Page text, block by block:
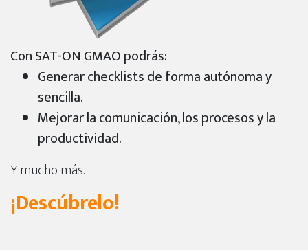
Con SAT-ON GMAO podrás:
Generar checklists de forma autónoma y
sencilla.
Mejorar la comunicación, los procesos y la
productividad.
Y mucho más.
¡Descúbrelo!